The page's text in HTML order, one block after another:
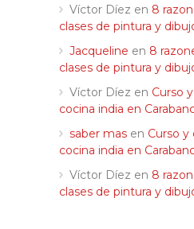
Víctor Díez en 8
clases de pintura y
Jacqueline en 8
clases de pintura y
Víctor Díez en Curso
cocina india en
saber mas en Curso
cocina india en
Víctor Díez en 8
clases de pintura y